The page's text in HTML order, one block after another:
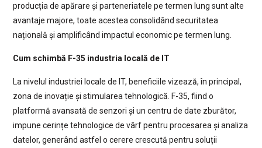
producția de apărare și parteneriatele pe termen lung sunt alte
avantaje majore, toate acestea consolidând securitatea
națională și amplificând impactul economic pe termen lung.
Cum schimbă F-35 industria locală de IT
La nivelul industriei locale de IT, beneficiile vizează, în principal,
zona de inovație și stimularea tehnologică. F-35, fiind o
platformă avansată de senzori și un centru de date zburător,
impune cerințe tehnologice de vârf pentru procesarea și analiza
datelor, generând astfel o cerere crescută pentru soluții